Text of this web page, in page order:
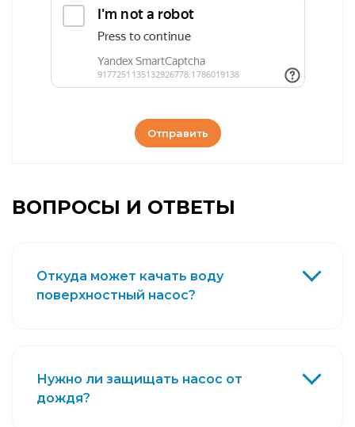
Отправить
ВОПРОСЫ И ОТВЕТЫ
Откуда может качать воду
поверхностный насос?
Нужно ли защищать насос от
дождя?